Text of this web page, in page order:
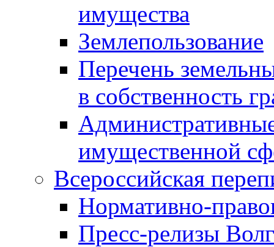
имущества
Землепользование
Перечень
в собственность
имущественной
Всероссийская
Нормативно-
Пресс-релизы